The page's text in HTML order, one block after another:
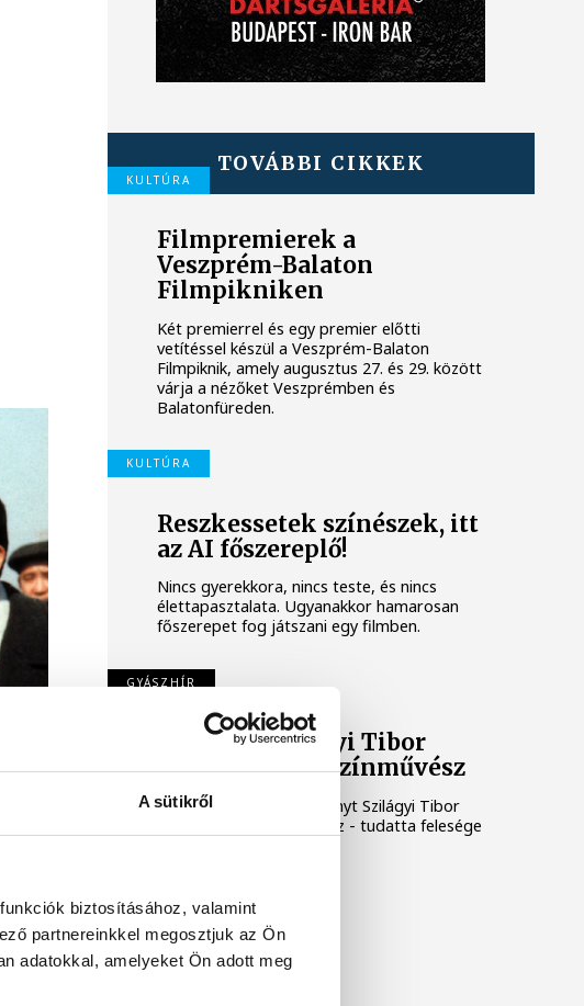
A sütikről
biztosításához, valamint
partnereinkkel megosztjuk az Ön
adatokkal, amelyeket Ön adott meg
TOVÁBBI CIKKEK
KULTÚRA
Filmpremierek a
Veszprém-Balaton
Filmpikniken
Két premierrel és egy premier előtti
vetítéssel készül a Veszprém-Balaton
Filmpiknik, amely augusztus 27. és 29. között
várja a nézőket Veszprémben és
Balatonfüreden.
KULTÚRA
Reszkessetek színészek, itt
az AI főszereplő!
Nincs gyerekkora, nincs teste, és nincs
élettapasztalata. Ugyanakkor hamarosan
főszerepet fog játszani egy filmben.
GYÁSZHÍR
Elhunyt Szilágyi Tibor
Kossuth-díjas színművész
Életének 83. évében elhunyt Szilágyi Tibor
Kossuth-díjas színművész - tudatta felesége